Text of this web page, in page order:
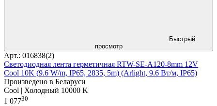
Быстрый
просмотр
Арт.: 016838(2)
Светодиодная лента герметичная RTW-SE-A120-8mm 12V
Cool 10K (9.6 W/m, IP65, 2835, 5m) (Arlight, 9.6 Вт/м, IP65)
Произведено в Беларуси
Cool | Холодный 10000 K
1 07730